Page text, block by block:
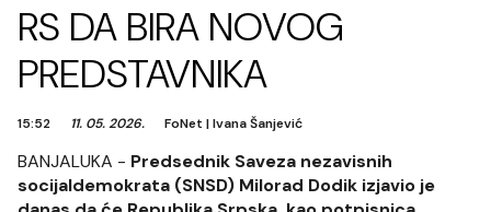
RS DA BIRA NOVOG
PREDSTAVNIKA
15:52 11. 05. 2026. FoNet |Ivana Šanjević
BANJALUKA - Predsednik Saveza nezavisnih
socijaldemokrata (SNSD) Milorad Dodik izjavio je